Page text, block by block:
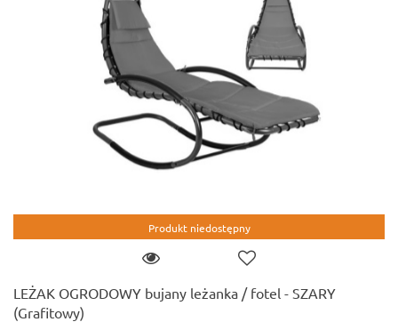
Produkt niedostępny
LEŻAK OGRODOWY bujany leżanka / fotel - SZARY
(Grafitowy)